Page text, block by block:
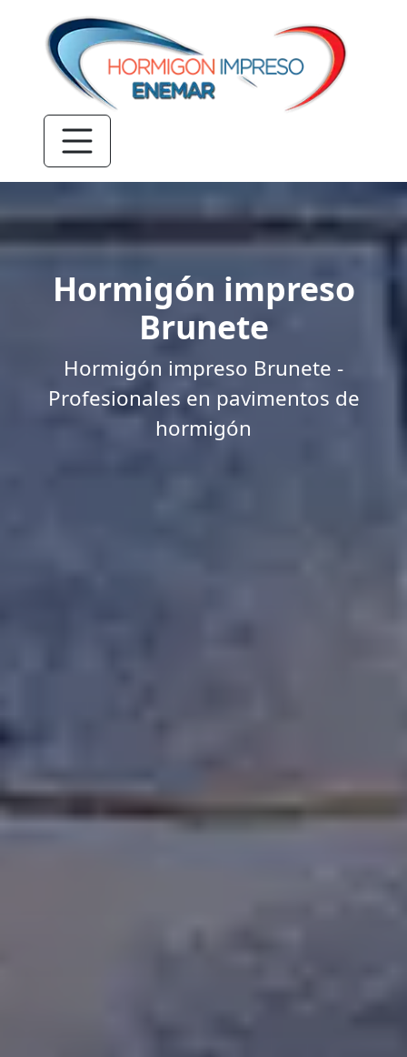
Hormigón impreso
Brunete
Hormigón impreso Brunete -
Profesionales en pavimentos de
hormigón